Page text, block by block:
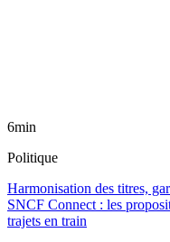
6min
Politique
Harmonisation des titres,
SNCF Connect : les
trajets en train